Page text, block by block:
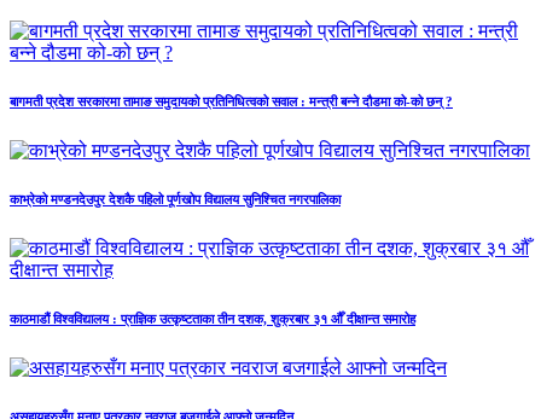
बागमती प्रदेश सरकारमा तामाङ समुदायको प्रतिनिधित्वको सवाल : मन्त्री बन्ने दौडमा को‐को छन् ?
काभ्रेको मण्डनदेउपुर देशकै पहिलो पूर्णखोप विद्यालय सुनिश्चित नगरपालिका
काठमाडौं विश्वविद्यालय : प्राज्ञिक उत्कृष्टताका तीन दशक, शुक्रबार ३१ औँ दीक्षान्त समारोह